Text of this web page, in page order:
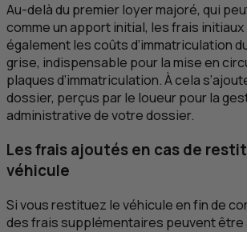
Au-delà du premier loyer majoré, qui
comme un apport initial, les frais
également les coûts d’immatriculation
grise, indispensable pour la mise en
plaques d’immatriculation. À cela
dossier, perçus par le loueur pour la
administrative de votre dossier.
Les frais ajoutés en cas de
véhicule
Si vous restituez le véhicule en fin de
des frais supplémentaires peuvent être